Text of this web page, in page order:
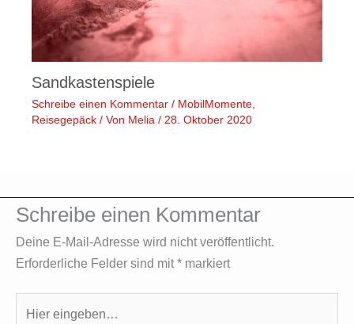
Sandkastenspiele
Schreibe einen Kommentar / MobilMomente
Reisegepäck / Von Melia / 28. Oktober 2020
Schreibe einen Kommentar
Deine E-Mail-Adresse wird nicht veröffentlicht.
Erforderliche Felder sind mit* markiert